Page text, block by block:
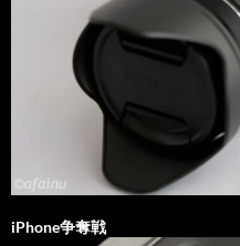
iPhone争奪戦